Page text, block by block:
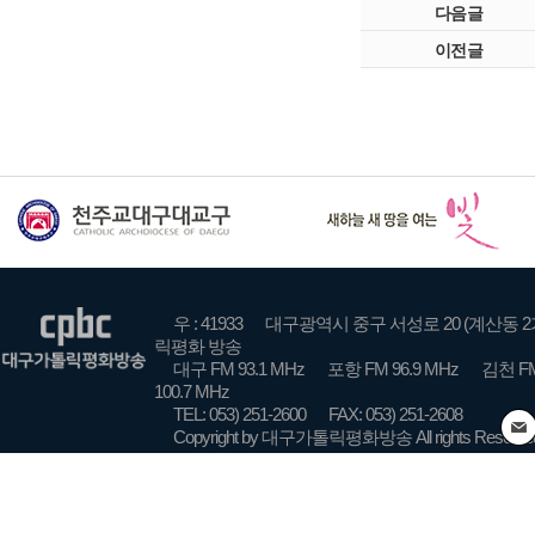
다음글
이전글
우 : 41933
대구광역시 중구 서성로 20 (계산동 2
릭평화 방송
대구 FM 93.1 MHz
포항 FM 96.9 MHz
김천
100.7 MHz
TEL: 053) 251-2600
FAX: 053) 251-2608
Copyright by 대구가톨릭평화방송 All rights